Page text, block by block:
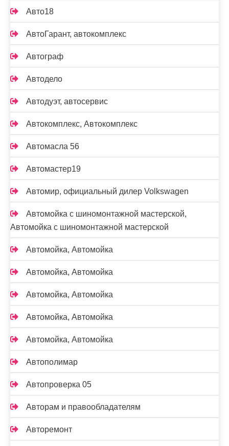
Авто18
АвтоГарант, автокомплекс
Автограф
Автодело
Автодуэт, автосервис
Автокомплекс, Автокомплекс
Автомасла 56
Автомастер19
Автомир, официальный дилер Volkswagen
Автомойка с шиномонтажной мастерской,
Автомойка с шиномонтажной мастерской
Автомойка, Автомойка
Автомойка, Автомойка
Автомойка, Автомойка
Автомойка, Автомойка
Автомойка, Автомойка
Автополимар
Автопроверка 05
Авторам и правообладателям
Авторемонт